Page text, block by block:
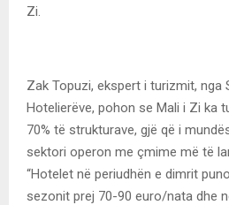
Zi.
Zak Topuzi, ekspert i turizmit, nga
Hotelierëve, pohon se Mali i Zi ka
70% të strukturave, gjë që i
sektori operon me çmime më të
“Hotelet në periudhën e dimrit
sezonit prej 70-90 euro/nata dhe